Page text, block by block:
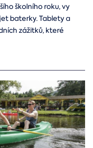
školního roku, vy
baterky. Tablety a
zážitků, které